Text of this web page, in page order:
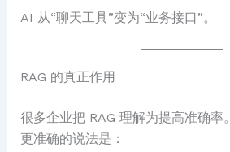
AI 从“聊天工具”变为“业务接口”。
RAG 的真正作用
很多企业把 RAG 理解为提高准确率。
更准确的说法是：